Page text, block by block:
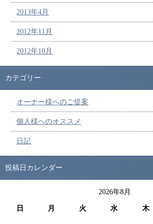
2013年4月
2012年11月
2012年10月
カテゴリー
オーナー様へのご提案
個人様へのオススメ
日記
投稿日カレンダー
2026年8月
日 月 火 水 木